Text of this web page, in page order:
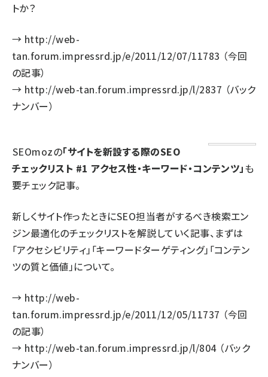
トか？
→ http://web-
tan.forum.impressrd.jp/e/2011/12/07/11783 （今回
の記事）
→ http://web-tan.forum.impressrd.jp/l/2837 （バック
ナンバー）
SEOmozの「サイトを新設する際のSEO
チェックリスト #1 アクセス性・キーワード・コンテンツ」も
要チェック記事。
新しくサイト作ったときにSEO担当者がするべき検索エン
ジン最適化のチェックリストを解説していく記事、まずは
「アクセシビリティ」「キーワードターゲティング」「コンテン
ツの質と価値」について。
→ http://web-
tan.forum.impressrd.jp/e/2011/12/05/11737 （今回
の記事）
→ http://web-tan.forum.impressrd.jp/l/804（バック
ナンバー）